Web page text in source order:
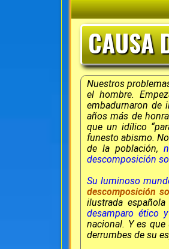
CAUSA
Nuestros
el hombre.
embadurnaron de
años más de
que un idílico
funesto abismo.
de la población,
descomposición
Su luminoso
descomposición
ilustrada
desamparo ético
nacional. Y es
derrumbes de su